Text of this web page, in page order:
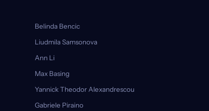
Belinda Bencic
Liudmila Samsonova
Ann Li
Max Basing
Yannick Theodor Alexandrescou
Gabriele Piraino